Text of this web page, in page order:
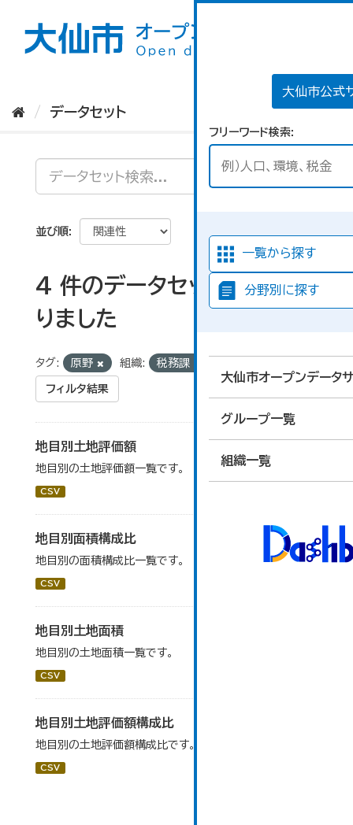
大仙市公式
フリーワード検索
一覧から探す
分野別に探す
大仙市オープンデータ
グループ一覧
組織一覧
データセット
並び順
4 件のデータセットが見つか
りました
タグ: 原野 組織: 税務課
フィルタ結果
地目別土地評価額
地目別の土地評価額一覧です。
CSV
地目別面積構成比
地目別の面積構成比一覧です。
CSV
地目別土地面積
地目別の土地面積一覧です。
CSV
地目別土地評価額構成比
地目別の土地評価額構成比です。
CSV